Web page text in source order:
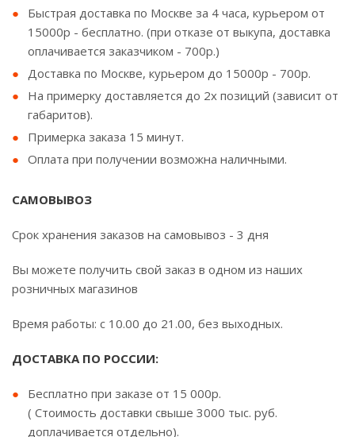
Быстрая доставка по Москве за 4 часа, курьером от
15000р - бесплатно. (при отказе от выкупа, доставка
оплачивается заказчиком - 700р.)
Доставка по Москве, курьером до 15000р - 700р.
На примерку доставляется до 2х позиций (зависит от
габаритов).
Примерка заказа 15 минут.
Оплата при получении возможна наличными.
САМОВЫВОЗ
Срок хранения заказов на самовывоз - 3 дня
Вы можете получить свой заказ в одном из наших
розничных магазинов
Время работы: с 10.00 до 21.00, без выходных.
ДОСТАВКА ПО РОССИИ:
Бесплатно при заказе от 15 000р.
( Стоимость доставки свыше 3000 тыс. руб.
доплачивается отдельно).